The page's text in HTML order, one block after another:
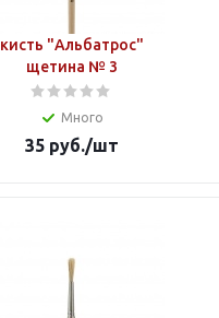
кисть "Альбатрос"
щетина № 3
Много
35руб./шт